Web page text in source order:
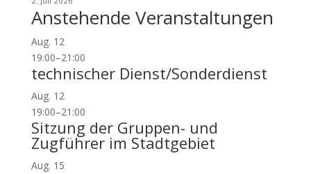
Anstehende Veranstaltungen
Aug. 12
19:00–21:00
technischer Dienst/Sonderdienst
Aug. 12
19:00–21:00
Sitzung der Gruppen- und
Zugführer im Stadtgebiet
Aug. 15